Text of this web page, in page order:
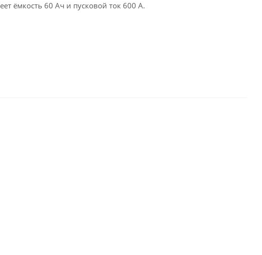
ёмкость 60 Ач и пусковой ток 600 А.